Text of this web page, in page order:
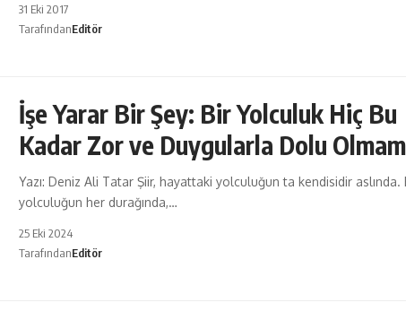
31 Eki 2017
TarafındanEditör
İşe Yarar Bir Şey: Bir Yolculuk Hiç Bu
Kadar Zor ve Duygularla Dolu
Yazı: Deniz Ali Tatar Şiir, hayattaki yolculuğun ta kendisidir aslında.
yolculuğun her durağında,…
25 Eki 2024
TarafındanEditör